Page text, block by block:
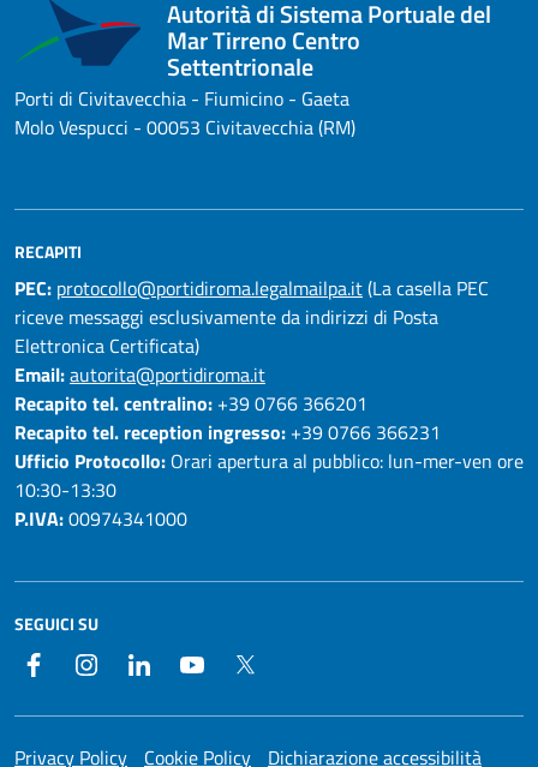
Autorità di Sistema Portuale del
Mar Tirreno Centro
Settentrionale
Porti di Civitavecchia - Fiumicino - Gaeta
Molo Vespucci - 00053 Civitavecchia (RM)
RECAPITI
PEC: protocollo@portidiroma.legalmailpa.it(La casella PEC
riceve messaggi esclusivamente da indirizzi di Posta
Elettronica Certificata)
Email:autorita@portidiroma.it
Recapito tel. centralino: +39 0766 366201
Recapito tel. reception ingresso: +39 0766 366231
Ufficio Protocollo: Orari apertura al pubblico: lun-mer-ven ore
10:30-13:30
P.IVA:00974341000
SEGUICI SU
Facebook InstagramLinkedIn YouTube
Privacy Policy Cookie Policy Dichiarazione accessibilità